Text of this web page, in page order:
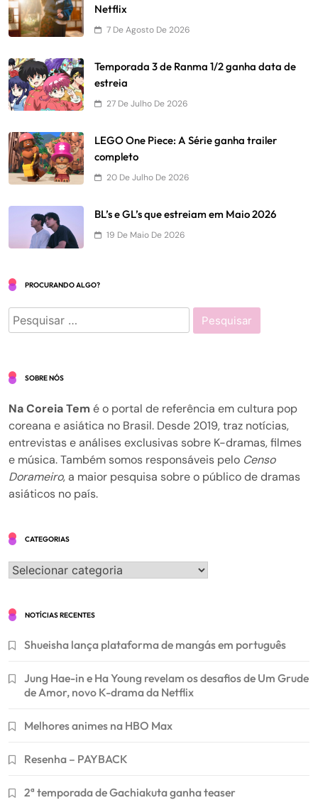
Netflix
7 De Agosto De 2026
Temporada 3 de Ranma 1/2 ganha data de
estreia
27 De Julho De 2026
LEGO One Piece: A Série ganha trailer
completo
20 De Julho De 2026
BL’s e GL’s que estreiam em Maio 2026
19 De Maio De 2026
PROCURANDO ALGO?
Pesquisar
por:
SOBRE NÓS
Na Coreia Tem é o portal de referência em cultura pop
coreana e asiática no Brasil. Desde 2019, traz notícias,
entrevistas e análises exclusivas sobre K-dramas, filmes
e música. Também somos responsáveis pelo Censo
Dorameiro, a maior pesquisa sobre o público de dramas
asiáticos no país.
CATEGORIAS
Categorias
NOTÍCIAS RECENTES
Shueisha lança plataforma de mangás em português
Jung Hae-in e Ha Young revelam os desafios de Um Grude
de Amor, novo K-drama da Netflix
Melhores animes na HBO Max
Resenha – PAYBACK
2ª temporada de Gachiakuta ganha teaser